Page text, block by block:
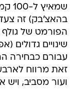
בהאצ'בק) זה צעד
שינויים גדולים
עבורם כבחירה
זאת מרווח
ועור מסביב, ויש